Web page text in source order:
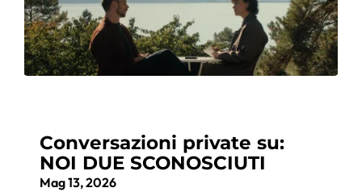
Conversazioni private su:
NOI DUE SCONOSCIUTI
Mag 13, 2026